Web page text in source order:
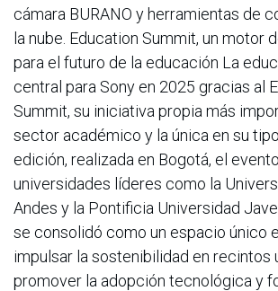
cámara BURANO y herramientas de
la nube. Education Summit, un motor
para el futuro de la educación La
central para Sony en 2025 gracias al
Summit, su iniciativa propia más
sector académico y la única en su
edición, realizada en Bogotá, el
universidades líderes como la
Andes y la Pontificia Universidad
se consolidó como un espacio único
impulsar la sostenibilidad en recintos
promover la adopción tecnológica y